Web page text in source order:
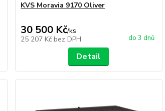
KVS Moravia 9170 Oliver
30 500 Kč/ks
25 207 Kč bez DPH do 3 dnů
Detail